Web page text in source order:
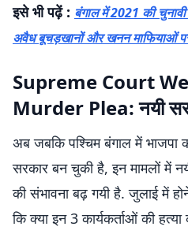
इसे भी पढ़ें : बंगाल में 2021 की
अवैध बूचड़खानों और खनन माफियाओं
Supreme Court
Murder Plea: नयी
अब जबकि पश्चिम बंगाल में भाजपा
सरकार बन चुकी है, इन मामलों में
की संभावना बढ़ गयी है. जुलाई में
कि क्या इन 3 कार्यकर्ताओं की